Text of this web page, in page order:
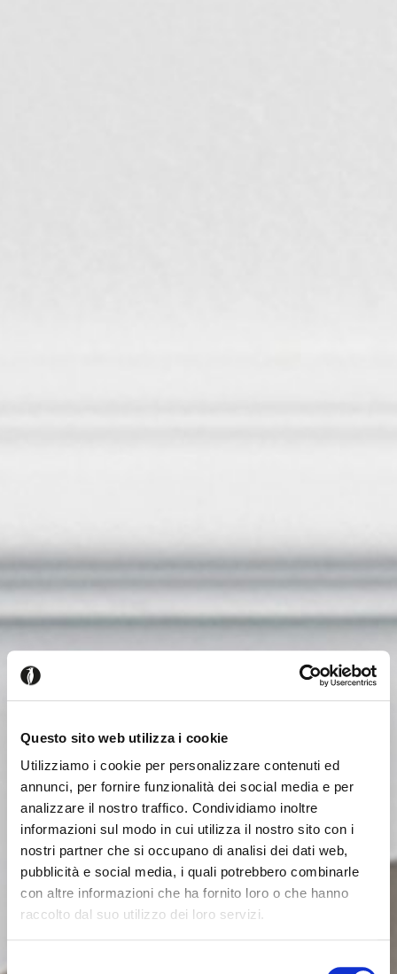
Questo sito web utilizza i cookie
Utilizziamo i cookie per personalizzare contenuti ed
annunci, per fornire funzionalità dei social media e per
analizzare il nostro traffico. Condividiamo inoltre
informazioni sul modo in cui utilizza il nostro sito con i
nostri partner che si occupano di analisi dei dati web,
pubblicità e social media, i quali potrebbero combinarle
con altre informazioni che ha fornito loro o che hanno
raccolto dal suo utilizzo dei loro servizi.
Es scheint, dass Sie aus einem Schliessen